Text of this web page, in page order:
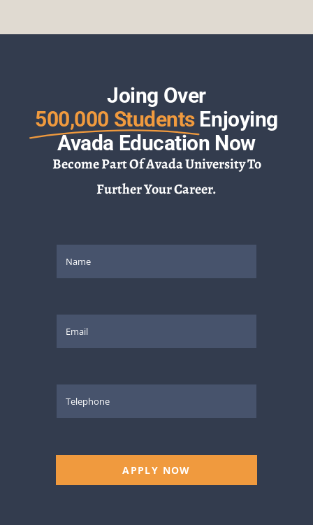
Joing Over
500,000 Students Enjoying
Avada Education Now
Become Part Of Avada University To
Further Your Career.
APPLY NOW